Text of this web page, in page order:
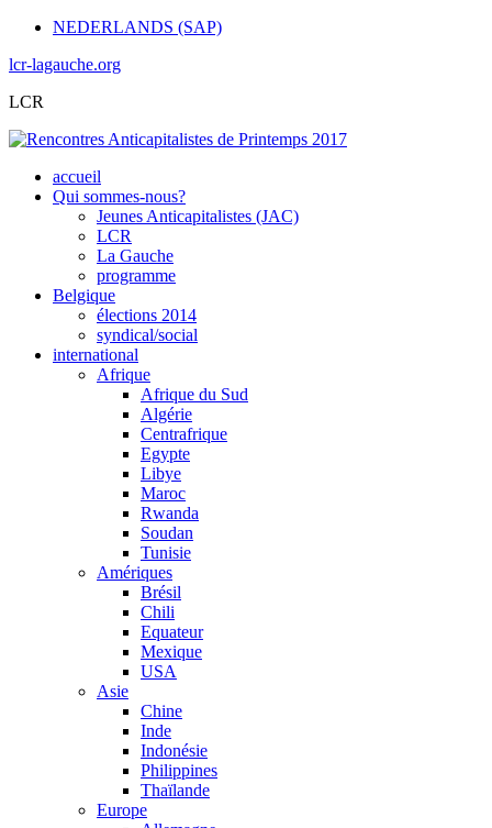
NEDERLANDS (SAP)
lcr-lagauche.org
LCR
accueil
Qui sommes-nous?
Jeunes Anticapitalistes (JAC)
LCR
La Gauche
programme
Belgique
élections 2014
syndical/social
international
Afrique
Afrique du Sud
Algérie
Centrafrique
Egypte
Libye
Maroc
Rwanda
Soudan
Tunisie
Amériques
Brésil
Chili
Equateur
Mexique
USA
Asie
Chine
Inde
Indonésie
Philippines
Thaïlande
Europe